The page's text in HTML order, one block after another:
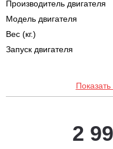
Производитель двигателя
Модель двигателя
Вес (кг.)
Запуск двигателя
Показать
2